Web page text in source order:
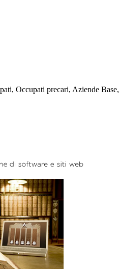
Occupati precari, Aziende Base,